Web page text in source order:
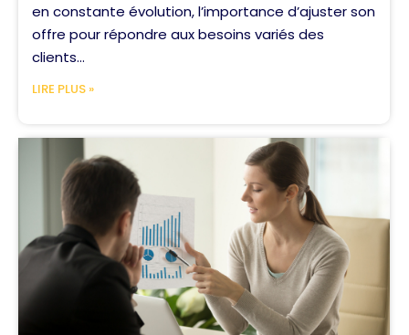
en constante évolution, l’importance d’ajuster son
offre pour répondre aux besoins variés des
clients...
LIRE PLUS »